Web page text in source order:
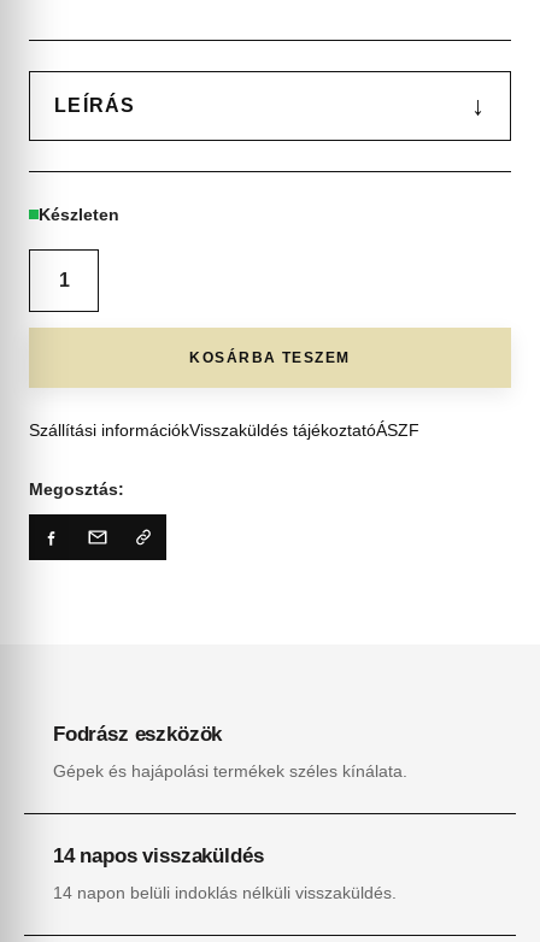
LEÍRÁS ↓
Készleten
KOSÁRBA TESZEM
Szállítási információkVisszaküldés tájékoztatóÁSZF
Megosztás:
Fodrász eszközök
Gépek és hajápolási termékek széles kínálata.
14 napos visszaküldés
14 napon belüli indoklás nélküli visszaküldés.